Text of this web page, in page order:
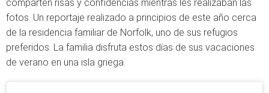
comparten risas y confidencias mientras les realizaban las
fotos. Un reportaje realizado a principios de este año cerca
de la residencia familiar de Norfolk, uno de sus refugios
preferidos. La familia disfruta estos días de sus vacaciones
de verano en una isla griega.